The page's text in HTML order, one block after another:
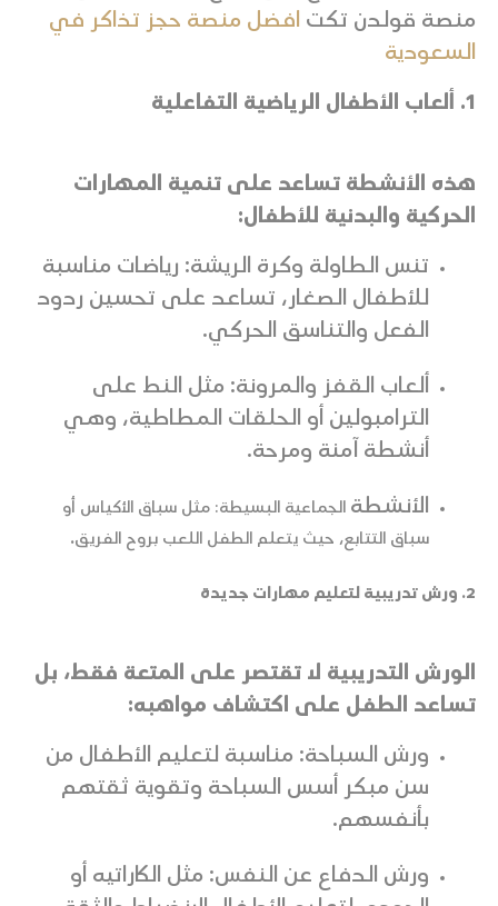
منصة قولدن تكت افضل منصة حجز تذاكر في
السعودية
1. ألعاب الأطفال الرياضية التفاعلية
هذه الأنشطة تساعد على تنمية المهارات
الحركية والبدنية للأطفال:
تنس الطاولة وكرة الريشة: رياضات مناسبة
للأطفال الصغار، تساعد على تحسين ردود
الفعل والتناسق الحركي.
ألعاب القفز والمرونة: مثل النط على
الترامبولين أو الحلقات المطاطية، وهي
أنشطة آمنة ومرحة.
الأنشطة الجماعية البسيطة: مثل سباق الأكياس أو
سباق التتابع، حيث يتعلم الطفل اللعب بروح الفريق.
2. ورش تدريبية لتعليم مهارات جديدة
الورش التدريبية لا تقتصر على المتعة فقط، بل
تساعد الطفل على اكتشاف مواهبه:
ورش السباحة: مناسبة لتعليم الأطفال من
سن مبكر أسس السباحة وتقوية ثقتهم
بأنفسهم.
ورش الدفاع عن النفس: مثل الكاراتيه أو